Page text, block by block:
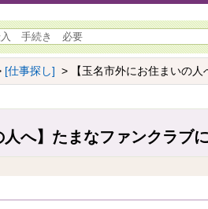
[仕事探し] > 【玉名市外にお住まいの
人へ】たまなファンクラブ